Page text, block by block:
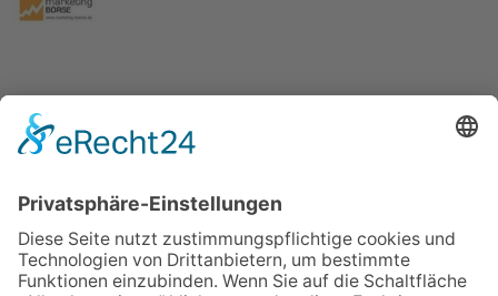
About the tenderer:
Das Dienstleisterverzeichnis marketing-BÖRSE
Spezialverzeichnis für Marketing.
ÜBER UNS